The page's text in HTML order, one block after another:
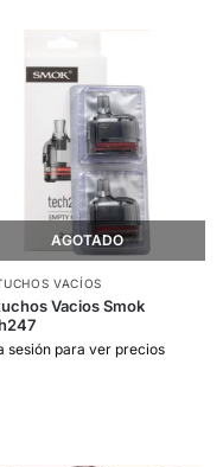
AGOTADO
VACÍOS
Vacios Smok
sesión para ver precios